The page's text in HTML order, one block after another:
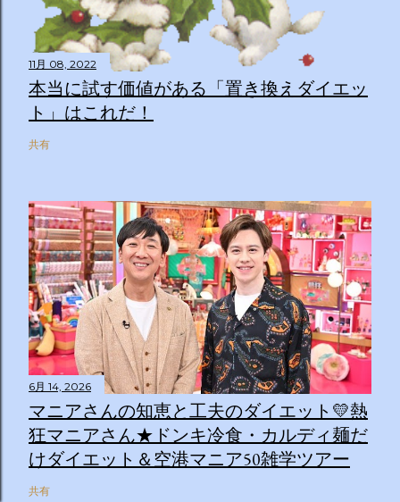
11月 08, 2022
本当に試す価値がある「置き換えダイエッ
ト」はこれだ！
共有
6月 14, 2026
マニアさんの知恵と工夫のダイエット💛熱
狂マニアさん★ドンキ冷食・カルディ麺だ
けダイエット＆空港マニア50雑学ツアー
共有